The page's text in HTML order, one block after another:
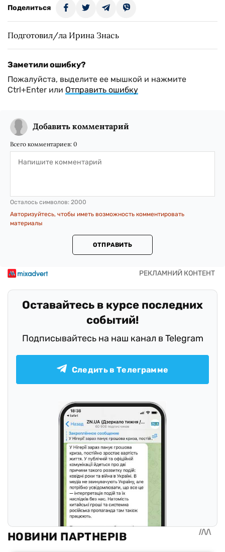
Поделиться
Подготовил/ла Ирина Знась
Заметили ошибку?
Пожалуйста, выделите ее мышкой и нажмите
Ctrl+Enter или Отправить ошибку
Добавить комментарий
Всего комментариев: 0
Осталось символов: 2000
Авторизуйтесь, чтобы иметь возможность комментировать
материалы
ОТПРАВИТЬ
Оставайтесь в курсе последних
событий!
Подписывайтесь на наш канал в Telegram
Следить в Телеграмме